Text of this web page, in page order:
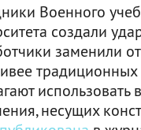
Военного
создали
заменили
традиционных
несущих